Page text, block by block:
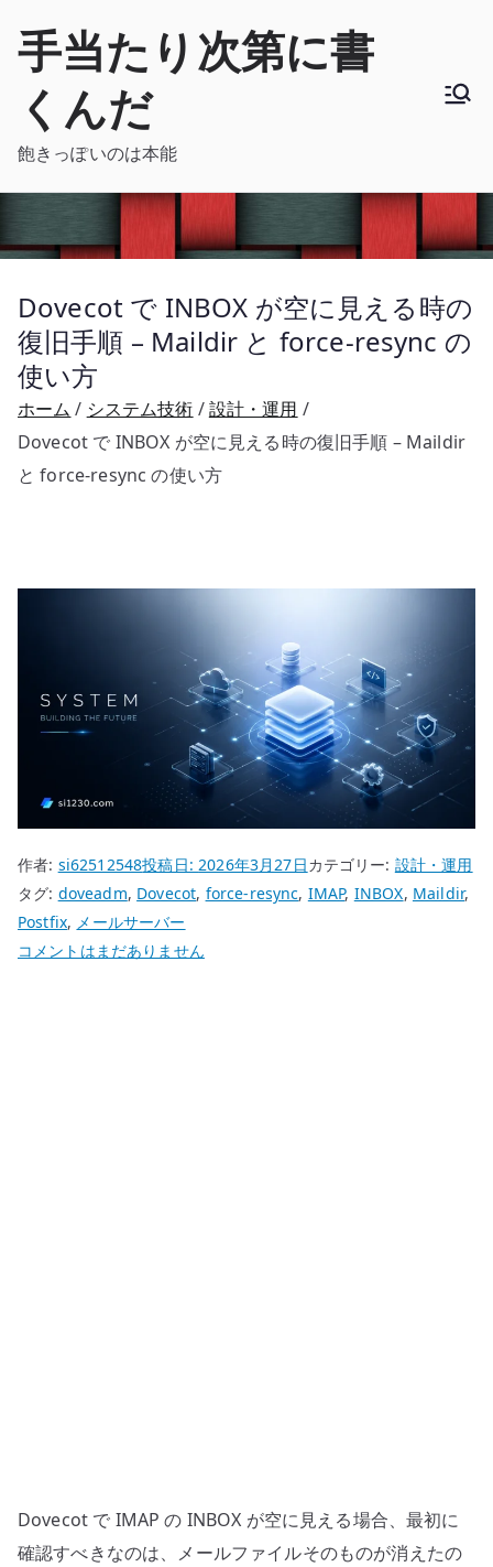
手当たり次第に書
くんだ
飽きっぽいのは本能
Dovecot で INBOX が空に見える時の
復旧手順 – Maildir と force-resync の
使い方
ホーム システム技術
設計・運用
Dovecot で INBOX が空に見える時の復旧手順 – Maildir
と force-resync の使い方
作者: si62512548投稿日:2026年3月27日カテゴリー: 設計・運用
タグ: doveadm, Dovecot, force-resync, IMAP, INBOX, Maildir,
Postfix, メールサーバー
Dovecot
の
使
コメントはまだありません
Dovecot で IMAP の INBOX が空に見える場合、最初に
確認すべきなのは、メールファイルそのものが消えたの